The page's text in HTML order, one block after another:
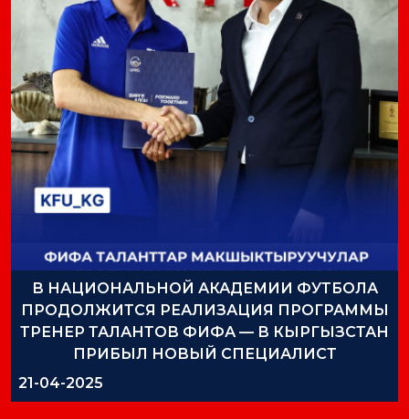
В НАЦИОНАЛЬНОЙ АКАДЕМИИ ФУТБОЛА
ПРОДОЛЖИТСЯ РЕАЛИЗАЦИЯ ПРОГРАММЫ
ТРЕНЕР ТАЛАНТОВ ФИФА — В КЫРГЫЗСТАН
ПРИБЫЛ НОВЫЙ СПЕЦИАЛИСТ
21-04-2025